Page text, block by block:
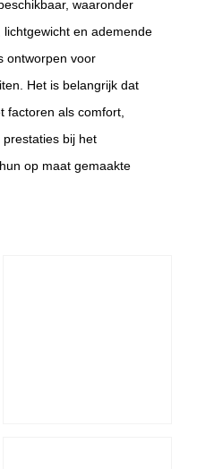
waaronder
en ademende
ontworpen voor
Het is belangrijk dat
factoren als comfort,
bij het
op maat gemaakte